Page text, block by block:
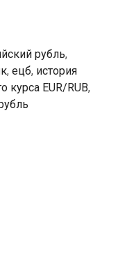
рубль,
, ецб, история
курса EUR/RUB,